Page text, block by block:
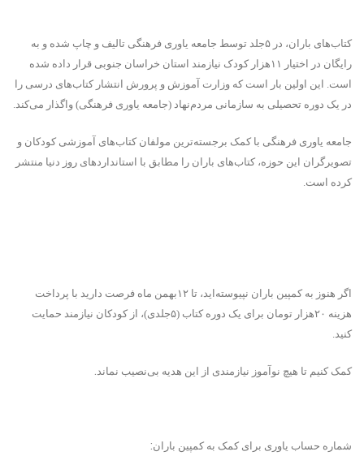
کتاب‌های باران، در ۵جلد توسط جامعه یاوری فرهنگی تالیف و چاپ شده و به
رایگان در اختیار ۱۱هزار کودک نیازمند استان خراسان جنوبی قرار داده شده
است. این اولین بار است که وزارت آموزش و پرورش انتشار کتاب‌های درسی را
در یک دوره تحصیلی به سازمانی مردم‌نهاد (جامعه یاوری فرهنگی) واگذار می‌کند.
جامعه یاوری فرهنگی با کمک برجسته‌ترین مولفان کتاب‌های آموزشی کودکان و
تصویرگران این حوزه، کتاب‌های باران را مطابق با استانداردهای روز دنیا منتشر
کرده است.
اگر هنوز به کمپین باران نپیوسته‌اید، تا ۱۲بهمن ماه فرصت دارید با پرداخت
هزینه ۲۰هزار تومان برای یک دوره کتاب (۵جلدی)، از کودکان نیازمند حمایت
کنید.
کمک کنیم تا هیچ نو‌آموز نیازمندی از این هدیه بی‌نصیب نماند.
شماره حساب یاوری برای کمک به کمپین باران: